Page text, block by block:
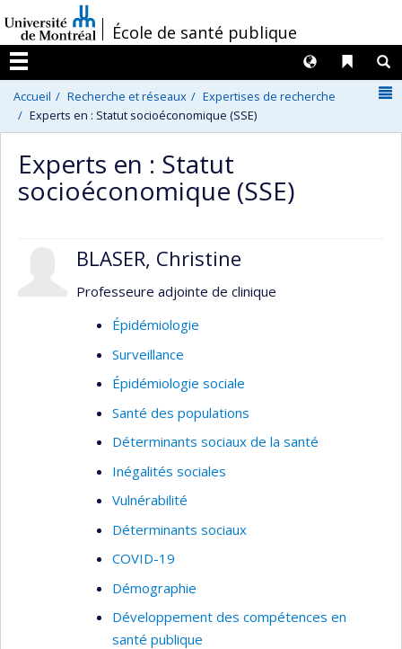
au
contenu
/École de santé publique
Menu
Liens
Langues
Accueil Recherche et réseaux
Expertises de recherche
Experts en : Statut socioéconomique (SSE)
Experts en : Statut
socioéconomique (SSE)
BLASER, Christine
Professeure adjointe de clinique
Épidémiologie
Surveillance
Épidémiologie sociale
Santé des populations
Déterminants sociaux de la santé
Inégalités sociales
Vulnérabilité
Déterminants sociaux
COVID-19
Démographie
Développement des compétences en
santé publique